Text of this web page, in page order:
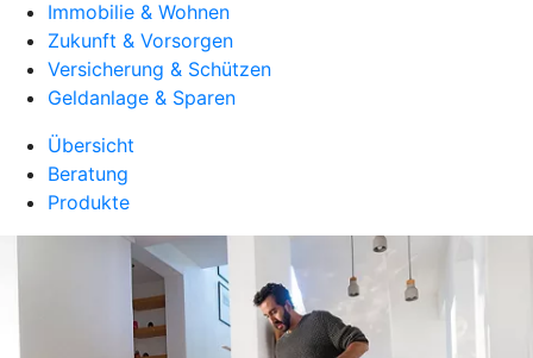
Immobilie & Wohnen
Zukunft & Vorsorgen
Versicherung & Schützen
Geldanlage & Sparen
Übersicht
Beratung
Produkte